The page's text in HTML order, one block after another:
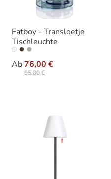
Fatboy - Transloetje
Tischleuchte
Ab76,00 €
95,00 €
Ausführung